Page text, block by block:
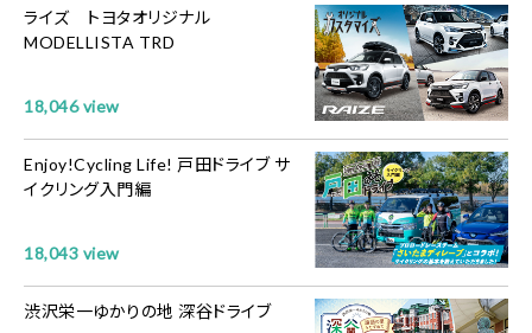
ライズ トヨタオリジナル
MODELLISTA TRD
18,046 view
Enjoy!Cycling Life! 戸田ドライブ サ
イクリング入門編
18,043 view
渋沢栄一ゆかりの地 深谷ドライブ